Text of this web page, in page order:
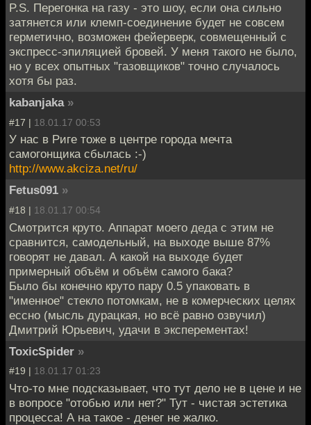
P.S. Перегонка на газу - это шоу, если она сильно
затянется или клемп-соединение будет не совсем
герметично, возможен фейерверк, совмещенный с
экспресс-эпиляцией бровей. У меня такого не было,
но у всех опытных "газовщиков" точно случалось
хотя бы раз.
kabanjaka »
#17 | 18.01.17 00:53
У нас в Риге тоже в центре города мечта
самогонщика сбылась :-)
http://www.akciza.net/ru/
Fetus091 »
#18 | 18.01.17 00:54
Смотрится круто. Аппарат моего деда с этим не
сравнится, самодельный, на выходе выше 87%
говорят не давал. А какой на выходе будет
примерный объём и объём самого бака?
Было бы конечно круто пару 0.5 упаковать в
"именное" стекло потомкам, не в комерческих целях
ессно (мысль дурацкая, но всё равно озвучил)
Дмитрий Юрьевич, удачи в эксперементах!
ToxicSpider »
#19 | 18.01.17 01:23
Что-то мне подсказывает, что тут дело не в цене и не
в вопросе "отобью или нет?" Тут - чистая эстетика
процесса! А на такое - денег не жалко.